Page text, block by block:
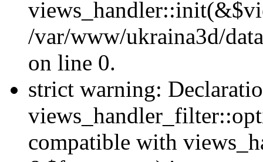
/var/www/ukraina3d/
on line 0.
strict warning:
compatible with